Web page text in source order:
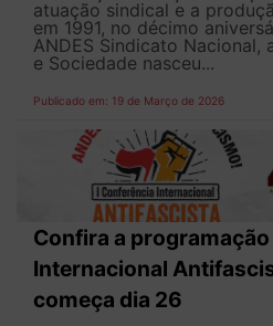
atuação sindical e a
em 1991, no décimo
ANDES Sindicato Nacional,
e Sociedade nasceu...
Publicado em: 19 de Março de 2026
Confira a
Internacional
começa dia 26